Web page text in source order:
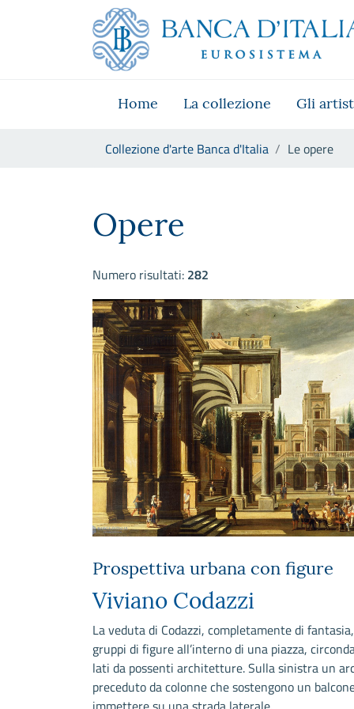
Skip to Main Content
Vai al sito istituzionale
Vai al menu di navigazione
Vai alla ricerca
Vai ai contenuti
Home La collezione Gli
Collezione d'arte Banca d'Italia Le opere
Opere
Numero risultati: 282
Prospettiva urbana con figure
Viviano Codazzi
La veduta di Codazzi, completamente di
gruppi di figure all’interno di una piazza,
lati da possenti architetture. Sulla sinistra un
preceduto da colonne che sostengono un